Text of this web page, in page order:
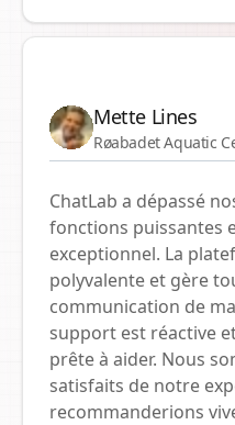
la vitesse étonnante.
Mette Lines
Røabadet Aquatic
ChatLab a dépassé
fonctions puissantes
exceptionnel. La
polyvalente et gère
communication de
support est réactive
prête à aider. Nous
satisfaits de notre
recommanderions